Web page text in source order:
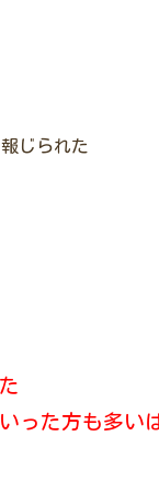
じられた
った方も多い